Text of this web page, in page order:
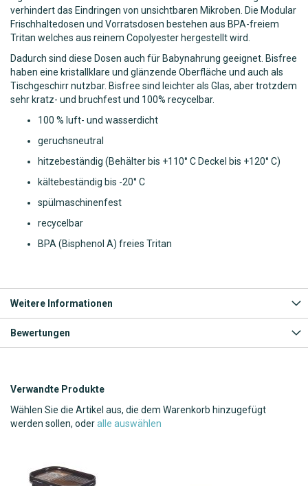
verhindert das Eindringen von unsichtbaren Mikroben. Die Modular
Frischhaltedosen und Vorratsdosen bestehen aus BPA-freiem
Tritan welches aus reinem Copolyester hergestellt wird.
Dadurch sind diese Dosen auch für Babynahrung geeignet. Bisfree
haben eine kristallklare und glänzende Oberfläche und auch als
Tischgeschirr nutzbar. Bisfree sind leichter als Glas, aber trotzdem
sehr kratz- und bruchfest und 100% recycelbar.
100 % luft- und wasserdicht
geruchsneutral
hitzebeständig (Behälter bis +110° C Deckel bis +120° C)
kältebeständig bis -20° C
spülmaschinenfest
recycelbar
BPA (Bisphenol A) freies Tritan
Weitere Informationen
Bewertungen
Verwandte Produkte
Wählen Sie die Artikel aus, die dem Warenkorb hinzugefügt
werden sollen, oderalle auswählen